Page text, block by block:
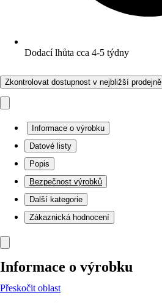
Dodací lhůta cca 4-5 týdny
Zkontrolovat dostupnost v nejbližší prodejně
Informace o výrobku
Datové listy
Popis
Bezpečnost výrobků
Další kategorie
Zákaznická hodnocení
Informace o výrobku
Přeskočit oblast